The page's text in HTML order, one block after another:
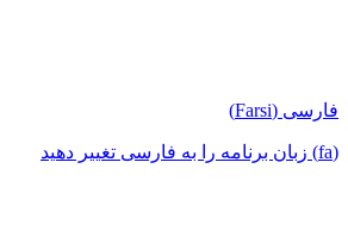
فارسی (Farsi)
(fa) زبان برنامه را به فارسی تغییر دهید